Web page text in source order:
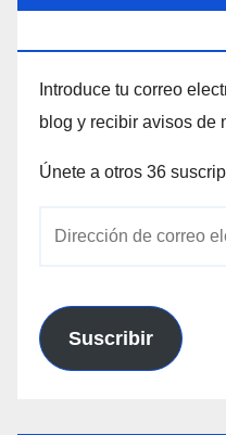
Introduce tu correo
blog y recibir avisos de
Únete a otros 36
electrónico
Suscribir